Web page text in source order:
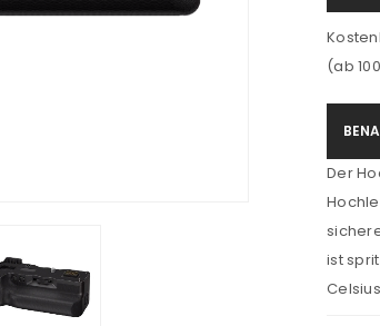
(ab
Der
ist